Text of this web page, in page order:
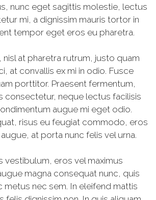
nunc eget sagittis molestie, lectus
mi, a dignissim mauris tortor in
tempor eget eros eu pharetra.
nisl at pharetra rutrum, justo quam
at convallis ex mi in odio. Fusce
porttitor. Praesent fermentum,
consectetur, neque lectus facilisis
augue mi eget odio.
risus eu feugiat commodo, eros
at porta nunc felis vel urna.
vestibulum, eros vel maximus
magna consequat nunc, quis
metus nec sem. In eleifend mattis